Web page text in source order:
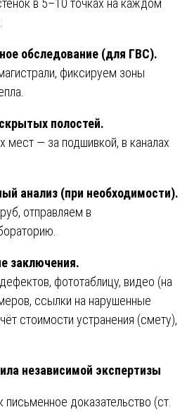
в 5–10 точках на каждом
обследование (для ГВС).
фиксируем зоны
полостей.
мест — за подшивкой, в каналах
анализ (при необходимости).
отправляем в
заключения.
фототаблицу, видео (на
ссылки на нарушенные
стоимости устранения (смету),
независимой экспертизы
доказательство (ст.